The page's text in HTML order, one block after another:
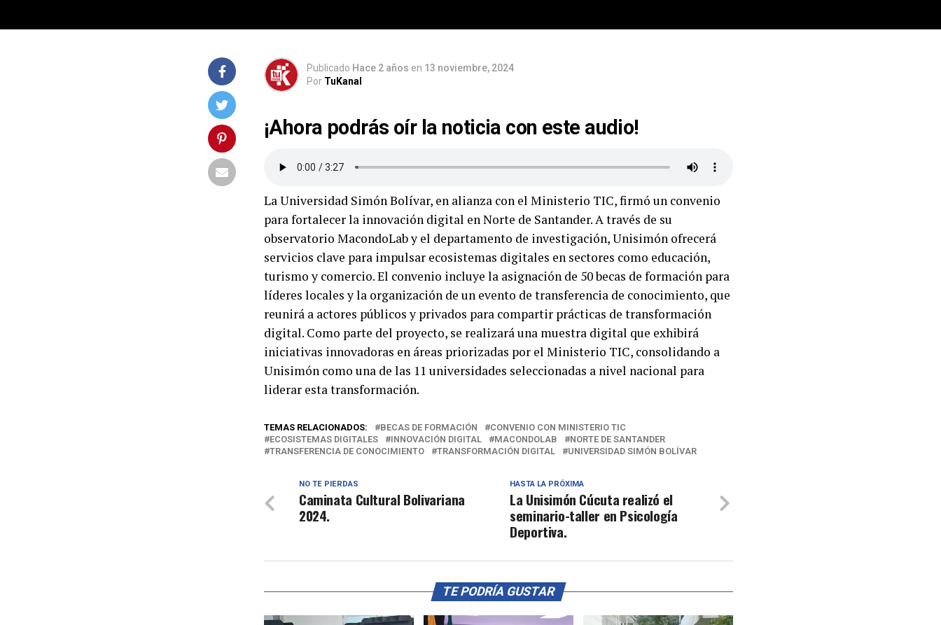
Publicado Hace 2 años en 13 noviembre, 2024
Por TuKanal
¡Ahora podrás oír la noticia con este audio!
La Universidad Simón Bolívar, en alianza con el Ministerio TIC, firmó un convenio
para fortalecer la innovación digital en Norte de Santander. A través de su
observatorio MacondoLab y el departamento de investigación, Unisimón ofrecerá
servicios clave para impulsar ecosistemas digitales en sectores como educación,
turismo y comercio. El convenio incluye la asignación de 50 becas de formación para
líderes locales y la organización de un evento de transferencia de conocimiento, que
reunirá a actores públicos y privados para compartir prácticas de transformación
digital. Como parte del proyecto, se realizará una muestra digital que exhibirá
iniciativas innovadoras en áreas priorizadas por el Ministerio TIC, consolidando a
Unisimón como una de las 11 universidades seleccionadas a nivel nacional para
liderar esta transformación.
TEMAS RELACIONADOS: BECAS DE FORMACIÓN
CONVENIO CON MINISTERIO TIC
ECOSISTEMAS DIGITALES
INNOVACIÓN DIGITAL MACONDOLAB
NORTE DE SANTANDER
TRANSFERENCIA DE CONOCIMIENTO
TRANSFORMACIÓN DIGITAL UNIVERSIDAD SIMÓN BOLÍVAR
HASTA LA PRÓXIMA
La Unisimón Cúcuta realizó el
seminario-taller en Psicología
Deportiva.
NO TE PIERDAS
Caminata Cultural Bolivariana
2024.
TE PODRÍA GUSTAR